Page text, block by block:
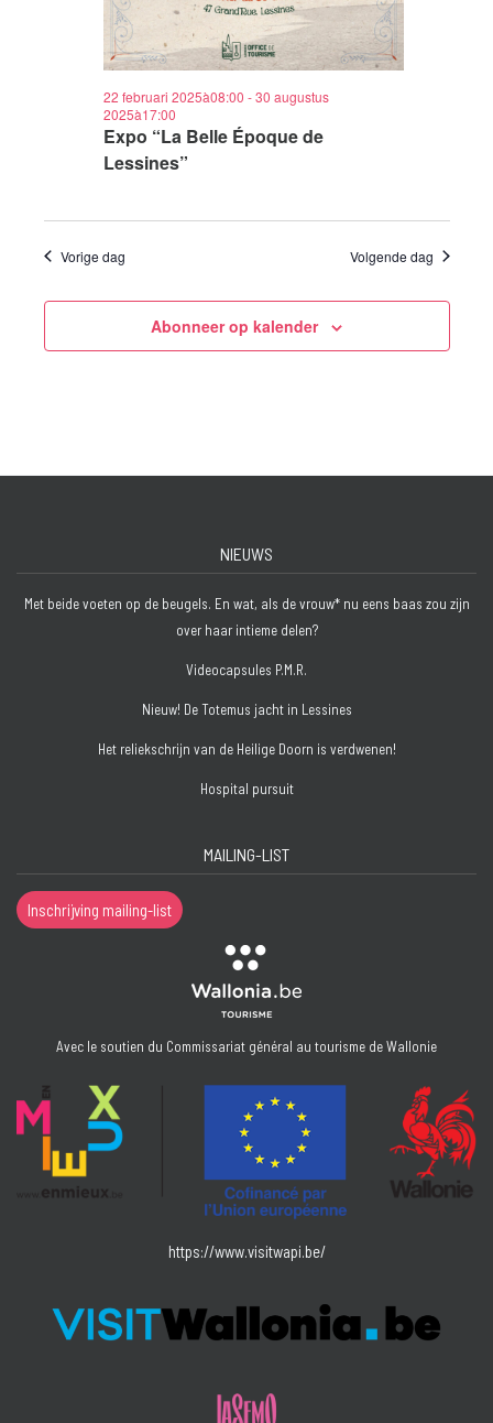
Expo “La Belle Époque de
Lessines”
22 februari 2025à08:00 -30 augustus
2025à17:00
Vorige dag Volgende dag
Abonneer op kalender
NIEUWS
Met beide voeten op de beugels. En wat, als de vrouw* nu eens baas zou zijn
over haar intieme delen?
Videocapsules P.M.R.
Nieuw! De Totemus jacht in Lessines
Het reliekschrijn van de Heilige Doorn is verdwenen!
Hospital pursuit
MAILING-LIST
Inschrijving mailing-list
Avec le soutien du Commissariat général au tourisme de Wallonie
https://www.visitwapi.be/